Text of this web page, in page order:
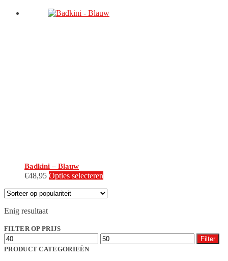
Badkini – Blauw
€48,95 Opties selecteren
heeft
kan
Enig resultaat
FILTER OP PRIJS
Min.
prijs
Max.
prijs
Filter
PRODUCT CATEGORIEËN